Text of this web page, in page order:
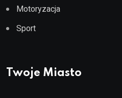
Motoryzacja
Sport
Twoje Miasto